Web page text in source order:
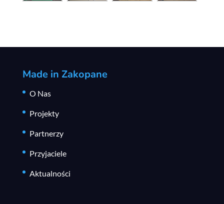
Made in Zakopane
O Nas
Projekty
Partnerzy
Przyjaciele
Aktualności